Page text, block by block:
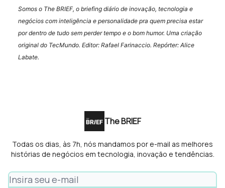
Somos o The BRIEF, o briefing diário de inovação, tecnologia e
negócios com inteligência e personalidade pra quem precisa estar
por dentro de tudo sem perder tempo e o bom humor. Uma criação
original do TecMundo. Editor: Rafael Farinaccio. Repórter: Alice
Labate.
The BRIEF
Todas os dias, às 7h, nós mandamos por e-mail as melhores
histórias de negócios em tecnologia, inovação e tendências.